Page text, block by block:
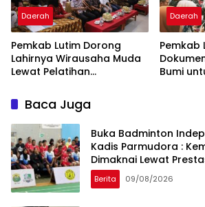
Daerah
Pemkab Lutim Dorong
Lahirnya Wirausaha Muda
Lewat Pelatihan
Daerah
Pemkab
Bumi
Baca Juga
Buka Badminton
Kadis Parmudora :
Dimaknai Lewat
Berita 09/08/2026